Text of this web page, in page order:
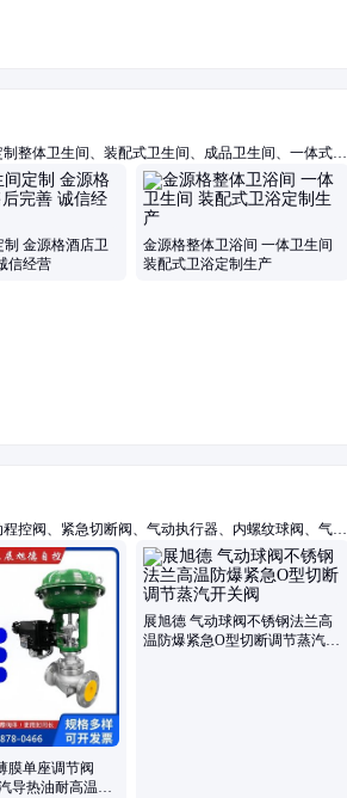
整体卫生间、装配式卫生间、成品卫生间、一体式浴
整体卫生间、公寓整体卫生间、宾馆整体卫生间、淋
金源格酒店卫
信经营
金源格整体卫浴间 一体卫生间
装配式卫浴定制生产
控阀、紧急切断阀、气动执行器、内螺纹球阀、气动
球阀、气动焊接球阀、上展式放料阀、气动硬密封蝶
膜单座调节阀
导热油耐高温流
展旭德 气动球阀不锈钢法兰高
温防爆紧急O型切断调节蒸汽开